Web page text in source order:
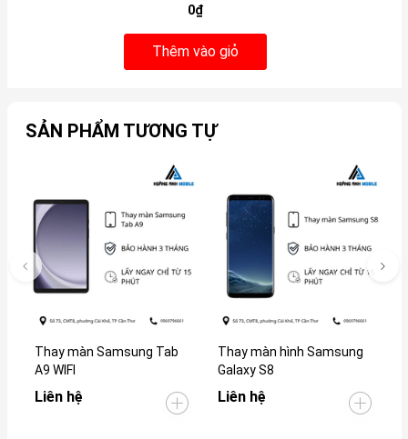
0₫
Thêm vào giỏ
SẢN PHẨM TƯƠNG TỰ
Thay màn Samsung Tab
A9 WIFI
Liên hệ
Thay màn hình Samsung
Galaxy S8
Liên hệ